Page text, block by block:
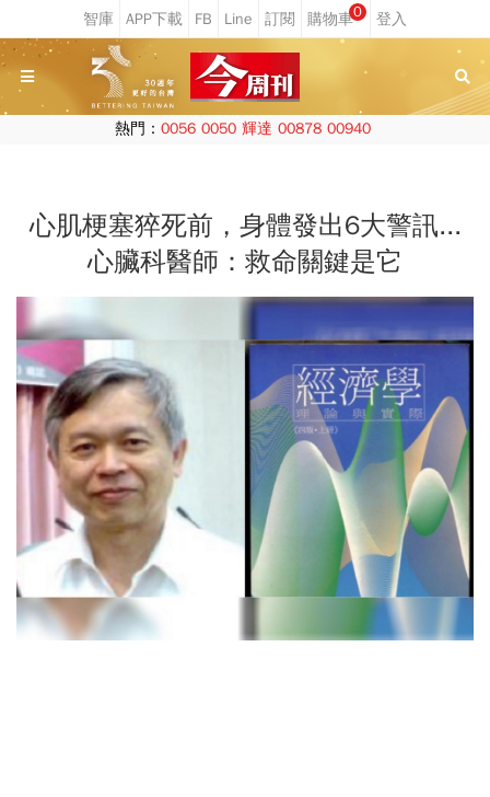
0
熱門： 0056 0050 輝達 00878 00940
心肌梗塞猝死前，身體發出6大警訊...
心臟科醫師：救命關鍵是它